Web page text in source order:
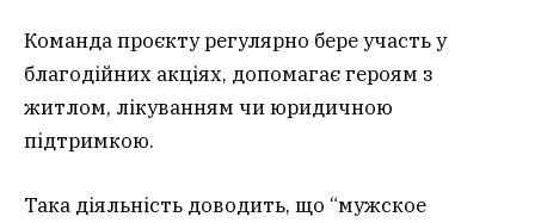
Команда проєкту регулярно бере участь у
благодійних акціях, допомагає героям з
житлом, лікуванням чи юридичною
підтримкою.
Така діяльність доводить, що “мужское